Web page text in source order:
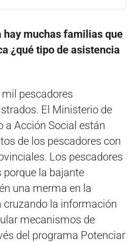
hay muchas familias que
¿qué tipo de asistencia
pescadores
El Ministerio de
a Acción Social están
de los pescadores con
Los pescadores
la bajante
una merma en la
cruzando la información
mecanismos de
del programa Potenciar